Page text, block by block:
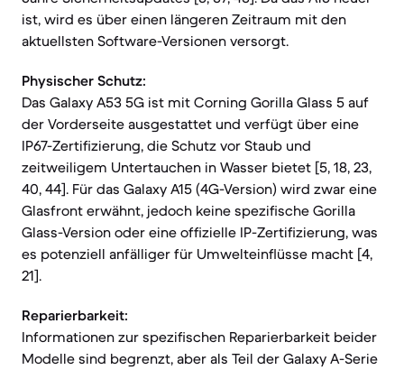
ist, wird es über einen längeren Zeitraum mit den
aktuellsten Software-Versionen versorgt.
Physischer Schutz:
Das Galaxy A53 5G ist mit Corning Gorilla Glass 5 auf
der Vorderseite ausgestattet und verfügt über eine
IP67-Zertifizierung, die Schutz vor Staub und
zeitweiligem Untertauchen in Wasser bietet [5, 18, 23,
40, 44]. Für das Galaxy A15 (4G-Version) wird zwar eine
Glasfront erwähnt, jedoch keine spezifische Gorilla
Glass-Version oder eine offizielle IP-Zertifizierung, was
es potenziell anfälliger für Umwelteinflüsse macht [4,
21].
Reparierbarkeit:
Informationen zur spezifischen Reparierbarkeit beider
Modelle sind begrenzt, aber als Teil der Galaxy A-Serie